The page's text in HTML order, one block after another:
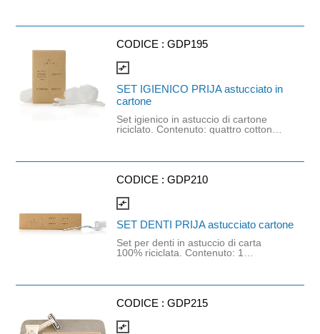
CODICE :GDP195
compare_arrows
SET IGIENICO PRIJA astucciato in
cartone
Set igienico in astuccio di cartone
riciclato. Contenuto: quattro cotton
CODICE :GDP210
compare_arrows
SET DENTI PRIJA astucciato cartone
Set per denti in astuccio di carta
100% riciclata. Contenuto: 1
biologica con fresco aroma di menta.
16,5 cm
CODICE :GDP215
compare_arrows